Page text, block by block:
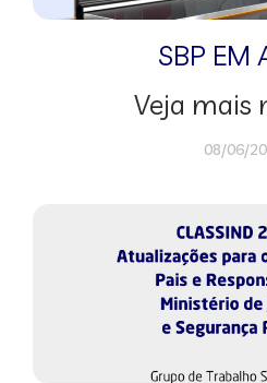
SBP EM
Veja mais
08/06/